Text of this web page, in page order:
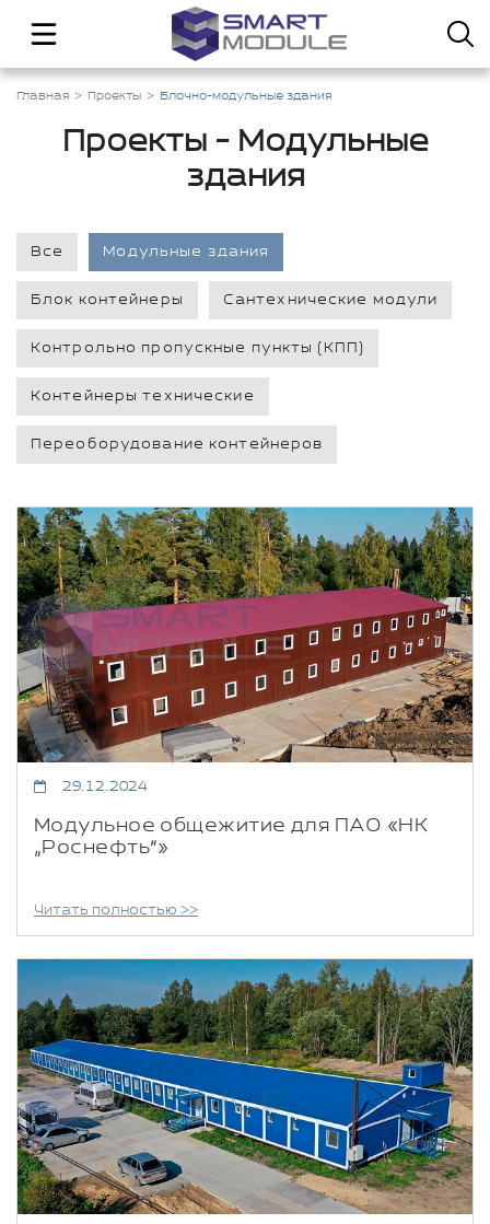
Главная Проекты Блочно-модульные здания
Проекты - Модульные
здания
Все Модульные здания
Блок контейнеры Сантехнические модули
Контрольно пропускные пункты (КПП)
Контейнеры технические
Переоборудование контейнеров
29.12.2024
Модульное общежитие для ПАО «НК
„Роснефть“»
Читать полностью >>